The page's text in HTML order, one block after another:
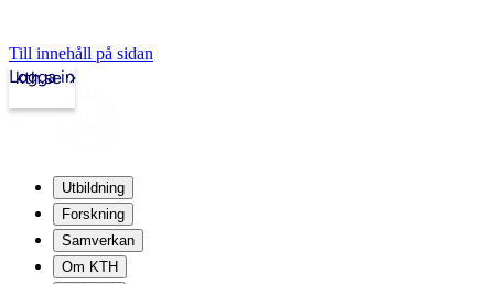
Till innehåll på sidan
kth.se
Logga in
Utbildning
Forskning
Samverkan
Om KTH